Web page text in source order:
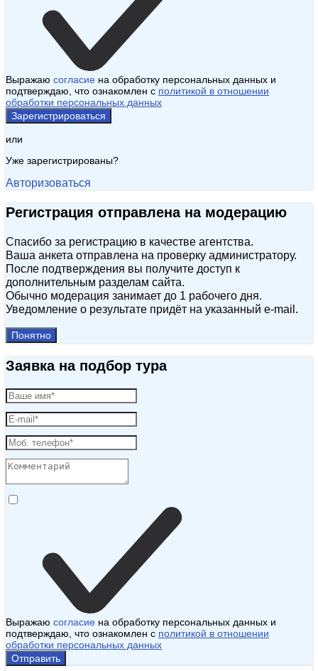
Выражаю согласие на обработку персональных данных и
подтверждаю, что ознакомлен с политикой в отношении
обработки персональных данных
Зарегистрироваться
или
Уже зарегистрированы?
Авторизоваться
Регистрация отправлена на модерацию
Спасибо за регистрацию в качестве агентства.
Ваша анкета отправлена на проверку администратору.
После подтверждения вы получите доступ к
дополнительным разделам сайта.
Обычно модерация занимает до 1 рабочего дня.
Уведомление о результате придёт на указанный e‑mail.
Понятно
Заявка на подбор тура
Выражаю согласие на обработку персональных данных и
подтверждаю, что ознакомлен с политикой в отношении
обработки персональных данных
Отправить